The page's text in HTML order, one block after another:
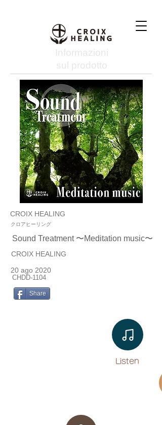
Informazioni
sul prodotto
CROIX HEALING
クロアヒーリング
Sound Treatment 〜Meditation music〜
CROIX HEALING
20 ago 2020
CHDD-1104
Share
Listen​